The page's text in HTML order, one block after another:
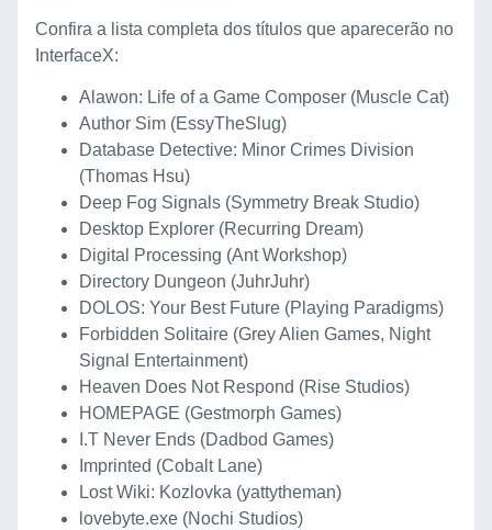
Confira a lista completa dos títulos que aparecerão no
InterfaceX:
Alawon: Life of a Game Composer (Muscle Cat)
Author Sim (EssyTheSlug)
Database Detective: Minor Crimes Division
(Thomas Hsu)
Deep Fog Signals (Symmetry Break Studio)
Desktop Explorer (Recurring Dream)
Digital Processing (Ant Workshop)
Directory Dungeon (JuhrJuhr)
DOLOS: Your Best Future (Playing Paradigms)
Forbidden Solitaire (Grey Alien Games, Night
Signal Entertainment)
Heaven Does Not Respond (Rise Studios)
HOMEPAGE (Gestmorph Games)
I.T Never Ends (Dadbod Games)
Imprinted (Cobalt Lane)
Lost Wiki: Kozlovka (yattytheman)
lovebyte.exe (Nochi Studios)